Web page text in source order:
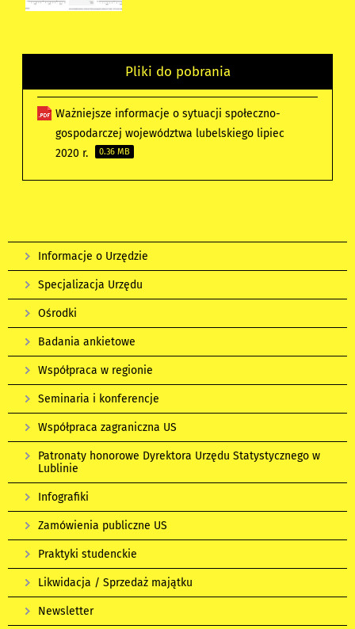
Pliki do pobrania
Ważniejsze informacje o sytuacji społeczno-
gospodarczej województwa lubelskiego lipiec
2020 r.
0.36 MB
Informacje o Urzędzie
Specjalizacja Urzędu
Ośrodki
Badania ankietowe
Współpraca w regionie
Seminaria i konferencje
Współpraca zagraniczna US
Patronaty honorowe Dyrektora Urzędu Statystycznego w
Lublinie
Infografiki
Zamówienia publiczne US
Praktyki studenckie
Likwidacja / Sprzedaż majątku
Newsletter